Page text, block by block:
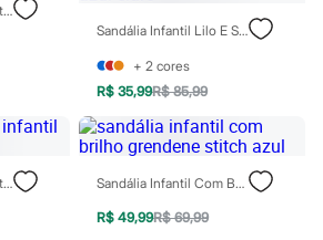
Sandália Fechada Infantil Stitch Azul
Sandália Infantil Lilo E Stitch Com Elástico Azul - Azul Claro
+ 2 cores
R$ 35,99R$ 85,99
Sandália Fechada Infantil Stitch Azul Sandália Infantil Com Brilho Grendene Stitch Azul
R$ 49,99R$ 69,99